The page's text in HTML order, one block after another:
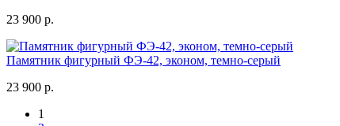
23 900 р.
Памятник фигурный ФЭ-42, эконом, темно-серый
23 900 р.
1